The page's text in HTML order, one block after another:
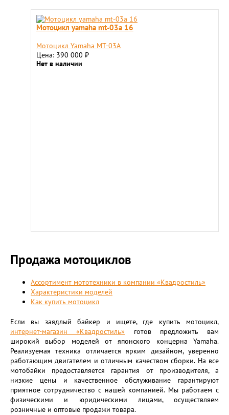
Мотоцикл yamaha mt-03a 16
Мотоцикл Yamaha MT-03A
Цена: 390 000 ₽
Нет в наличии
Продажа мотоциклов
Ассортимент мототехники в компании «Квадростиль»
Характеристики моделей
Как купить мотоцикл
Если вы заядлый байкер и ищете, где купить мотоцикл,
интернет-магазин «Квадростиль» готов предложить вам
широкий выбор моделей от японского концерна Yamaha.
Реализуемая техника отличается ярким дизайном, уверенно
работающим двигателем и отличным качеством сборки. На все
мотобайки предоставляется гарантия от производителя, а
низкие цены и качественное обслуживание гарантируют
приятное сотрудничество с нашей компанией. Мы работаем с
физическими и юридическими лицами, осуществляем
розничные и оптовые продажи товара.